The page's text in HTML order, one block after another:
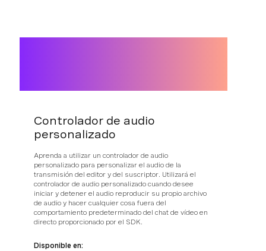
Controlador de audio
personalizado
Aprenda a utilizar un controlador de audio
personalizado para personalizar el audio de la
transmisión del editor y del suscriptor. Utilizará el
controlador de audio personalizado cuando desee
iniciar y detener el audio reproducir su propio archivo
de audio y hacer cualquier cosa fuera del
comportamiento predeterminado del chat de vídeo en
directo proporcionado por el SDK.
Disponible en: